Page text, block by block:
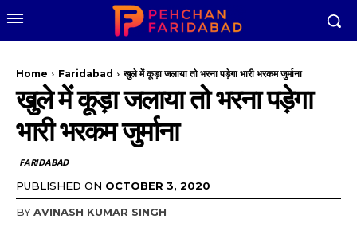
Home Faridabad खुले में कूड़ा जलाया तो भरना पड़ेगा भारी भरकम जुर्माना
खुले में कूड़ा जलाया तो भरना पड़ेगा
भारी भरकम जुर्माना
FARIDABAD
PUBLISHED ON OCTOBER 3, 2020
BYAVINASH KUMAR SINGH